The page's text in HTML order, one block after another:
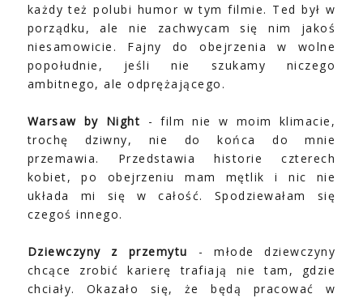
każdy też polubi humor w tym filmie. Ted był w
porządku, ale nie zachwycam się nim jakoś
niesamowicie. Fajny do obejrzenia w wolne
popołudnie, jeśli nie szukamy niczego
ambitnego, ale odprężającego.
Warsaw by Night - film nie w moim klimacie,
trochę dziwny, nie do końca do mnie
przemawia. Przedstawia historie czterech
kobiet, po obejrzeniu mam mętlik i nic nie
układa mi się w całość. Spodziewałam się
czegoś innego.
Dziewczyny z przemytu - młode dziewczyny
chcące zrobić karierę trafiają nie tam, gdzie
chciały. Okazało się, że będą pracować w